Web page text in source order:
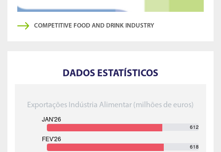
COMPETITIVE FOOD AND DRINK INDUSTRY
DADOS ESTATÍSTICOS
Exportações Indústria Alimentar (milhões de euros)
612
618